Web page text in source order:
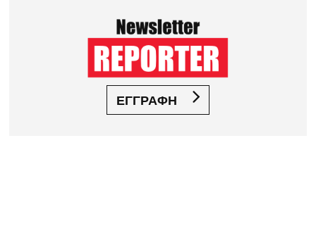
ΕΓΓΡΑΦΗ